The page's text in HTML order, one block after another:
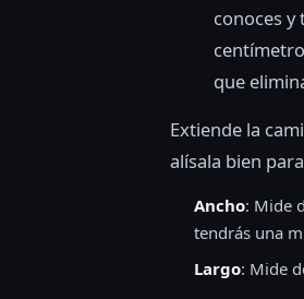
conoces y
que
Extiende la
alísala bien
Ancho: Mide
tendrás una
Largo: Mide